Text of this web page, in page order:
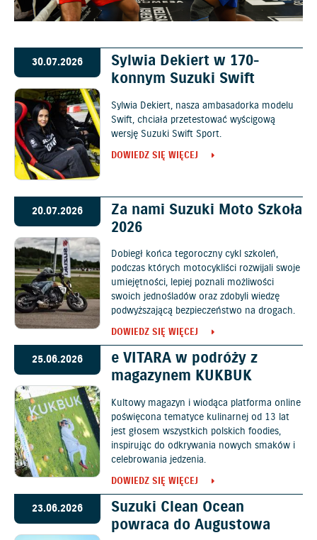
30.07.2026
Sylwia Dekiert w 170-
konnym Suzuki Swift
Sylwia Dekiert, nasza ambasadorka modelu
Swift, chciała przetestować wyścigową
wersję Suzuki Swift Sport.
DOWIEDZ SIĘ WIĘCEJ
20.07.2026
Za nami Suzuki Moto Szkoła
2026
Dobiegł końca tegoroczny cykl szkoleń,
podczas których motocykliści rozwijali swoje
umiejętności, lepiej poznali możliwości
swoich jednośladów oraz zdobyli wiedzę
podwyższającą bezpieczeństwo na drogach.
DOWIEDZ SIĘ WIĘCEJ
25.06.2026
e VITARA w podróży z
magazynem KUKBUK
Kultowy magazyn i wiodąca platforma online
poświęcona tematyce kulinarnej od 13 lat
jest głosem wszystkich polskich foodies,
inspirując do odkrywania nowych smaków i
celebrowania jedzenia.
DOWIEDZ SIĘ WIĘCEJ
23.06.2026
Suzuki Clean Ocean
powraca do Augustowa